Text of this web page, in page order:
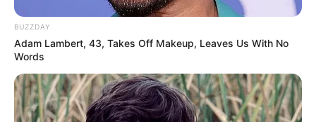
BUZZDAY
Adam Lambert, 43, Takes Off Makeup, Leaves Us With No
Words